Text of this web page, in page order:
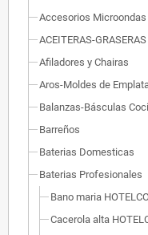
Accesorios Microondas
ACEITERAS-GRASERAS
Afiladores y Chairas
Aros-Moldes de
Balanzas-Básculas
Barreños
Baterias Domesticas
Baterias Profesionales
Bano maria
Cacerola alta